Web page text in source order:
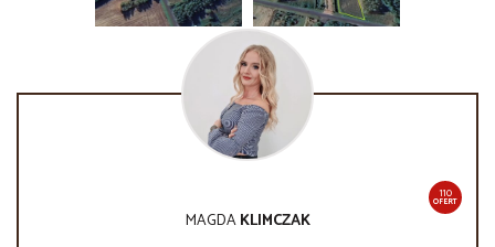
110
OFERT
MAGDAKLIMCZAK